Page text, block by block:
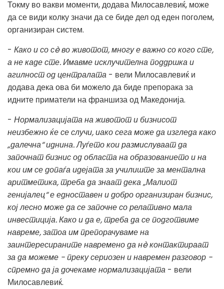
Токму во вакви моменти, додава Милосавлевиќ, може
да се види колку значи да се биде дел од еден поголем,
организиран систем.
- Како и со сè во животот, многу е важно со кого сте,
а не каде сте. Имавме исклучителна поддршка и
агилност од централата - вели Милосавлевиќ и
додава дека ова би можело да биде препорака за
идните приматели на франшиза од Македонија.
- Нормализацијата на животот и бизнисот
неизбежно ќе се случи, иако сега може да изгледа како
„далечна“ иднина. Луѓето кои размислуваат да
започнат бизнис од областа на образованието и на
кои им се допаѓа идејата за училиште за ментална
аритметика, треба да знаат дека „Малиот
генијалец“ е едноставен и добро организиран бизнис,
кој лесно може да се започне со релативно мала
инвестиција.Како и да е, треба да се подготвиме
навреме, затоа им препорачуваме на
заинтересираните навремено да нè контактираат
за да можеме - преку сериозен и навремен разговор -
спремно да ја дочекаме нормализацијата - вели
Милосавлевиќ.